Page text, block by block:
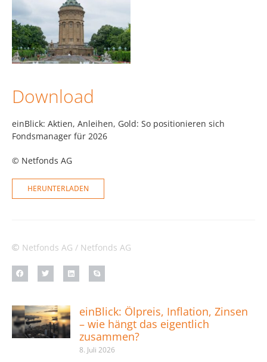
Download
einBlick: Aktien, Anleihen, Gold: So positionieren sich
Fondsmanager für 2026
© Netfonds AG
HERUNTERLADEN
Netfonds AG / Netfonds AG
einBlick: Ölpreis, Inflation, Zinsen
– wie hängt das eigentlich
zusammen?
8. Juli 2026